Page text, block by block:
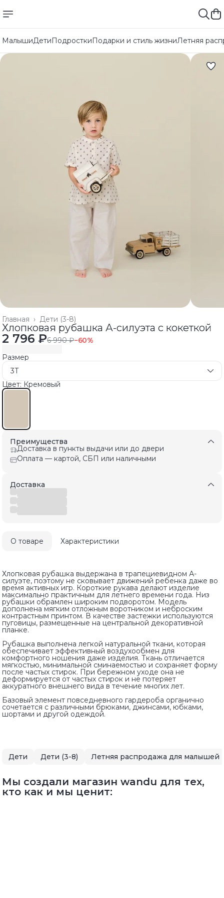
МалышиДетиПодросткиПодарки и стиль жизниЛетняя
Дети (3-8)
Главная ›
Хлопковая рубашка А-силуэта с кокеткой
2 796 ₽6 990 ₽−60%
Размер
3T
Цвет: Кремовый
Преимущества
Доставка в пункты выдачи или до двери
Оплата — картой, СБП или наличными
Доставка
О товаре Характеристики
Хлопковая рубашка выдержана в трапециевидном А-
силуэте, поэтому не сковывает движений ребенка даже во
время активных игр. Короткие рукава делают изделие
максимально практичным для летнего времени года. Низ
рубашки обрамлен широким подворотом. Модель
дополнена мягким отложным воротником и неброским
контрастным принтом. В качестве застежки используются
пуговицы, размещенные на центральной декоративной
планке.
Рубашка выполнена легкой натуральной ткани, которая
обеспечивает эффективный воздухообмен для
комфортного ношения даже изделия. Ткань отличается
мягкостью, минимальной сминаемостью и сохраняет форму
после частых стирок. При бережном уходе она не
деформируется от частых стирок и не потеряет
аккуратного внешнего вида в течение многих лет.
Базовый элемент повседневного гардероба органично
сочетается с различными брюками, джинсами, юбками,
шортами и другой одеждой.
Дети Дети (3-8)
Мы создали магазин wandu для тех,
кто как и мы ценит: